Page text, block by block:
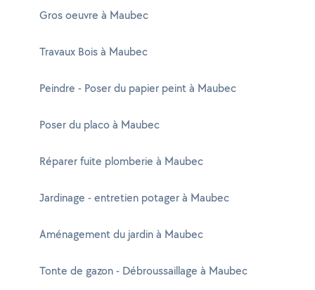
Gros oeuvre à Maubec
Travaux Bois à Maubec
Peindre - Poser du papier peint à Maubec
Poser du placo à Maubec
Réparer fuite plomberie à Maubec
Jardinage - entretien potager à Maubec
Aménagement du jardin à Maubec
Tonte de gazon - Débroussaillage à Maubec